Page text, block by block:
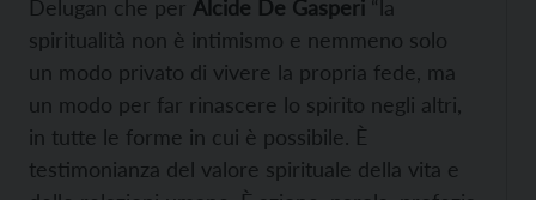
Delugan che per Alcide De Gasperi “la
spiritualità non è intimismo e nemmeno solo
un modo privato di vivere la propria fede, ma
un modo per far rinascere lo spirito negli altri,
in tutte le forme in cui è possibile. È
testimonianza del valore spirituale della vita e